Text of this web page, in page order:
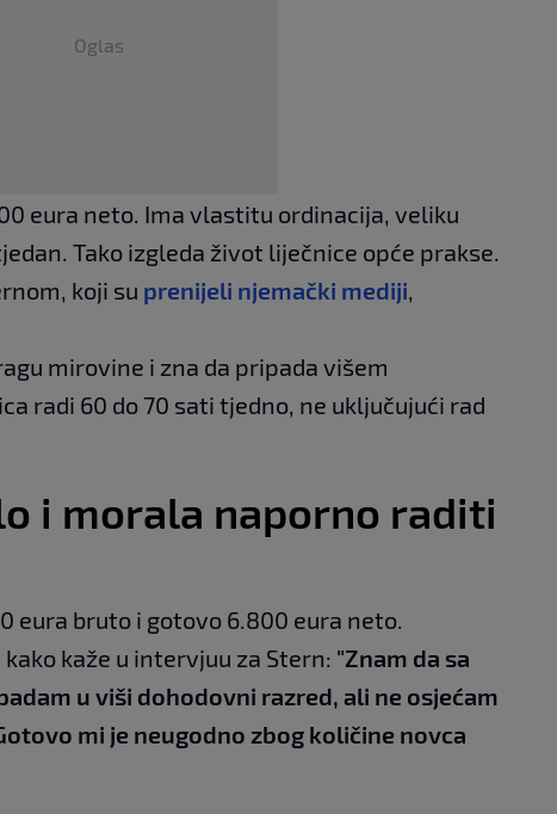
Oglas
eura neto. Ima vlastitu ordinacija, veliku
Tako izgleda život liječnice opće prakse.
koji su prenijeli njemački mediji,
mirovine i zna da pripada višem
radi 60 do 70 sati tjedno, ne uključujući rad
i morala naporno raditi
eura bruto i gotovo 6.800 eura neto.
kaže u intervjuu za Stern: "Znam da sa
u viši dohodovni razred, ali ne osjećam
mi je neugodno zbog količine novca